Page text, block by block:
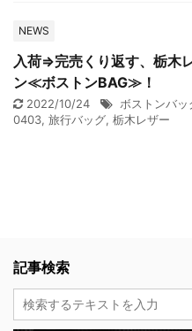
NEWS
入荷⇒完売くり返す、栃木
ン≪ボストンBAG≫！
2022/10/24 ボストンバッ
0403, 旅行バッグ, 栃木レザー
記事検索